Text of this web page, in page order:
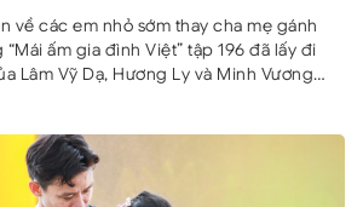
vợ con
về các em nhỏ sớm thay cha mẹ gánh
ấm gia đình Việt” tập 196 đã lấy đi
Lâm Vỹ Dạ, Hương Ly và Minh Vương
gia đình Việt do MC Lâm Vỹ Dạ dẫn
M4U cho biết anh có nhiều kỷ niệm
từng nhiều lần biểu diễn tại đây